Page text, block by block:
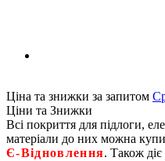
Ціна та знижки за запитом
Ціни та Знижки
Всі покриття для підлоги,
матеріали до них можна
Є‑Відновлення. Також